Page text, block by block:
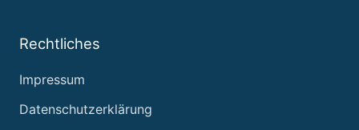
Rechtliches
Impressum
Datenschutzerklärung